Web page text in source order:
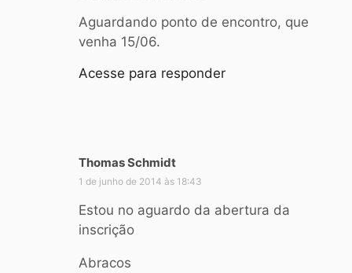
s
e
Aguardando ponto de encontro, que
venha 15/06.
Acesse para responder
Thomas Schmidt
i
s
1 de junho de 2014 às 18:43
Estou no aguardo da abertura da
inscrição
Abracos